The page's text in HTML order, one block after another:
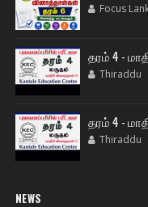
Focus
தரம் 4 -
Thiraddu
தரம் 4 -
Thiraddu
NEWS